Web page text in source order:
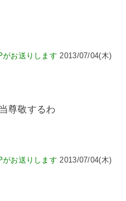
がお送りします 2013/07/04(木)
尊敬するわ
がお送りします 2013/07/04(木)